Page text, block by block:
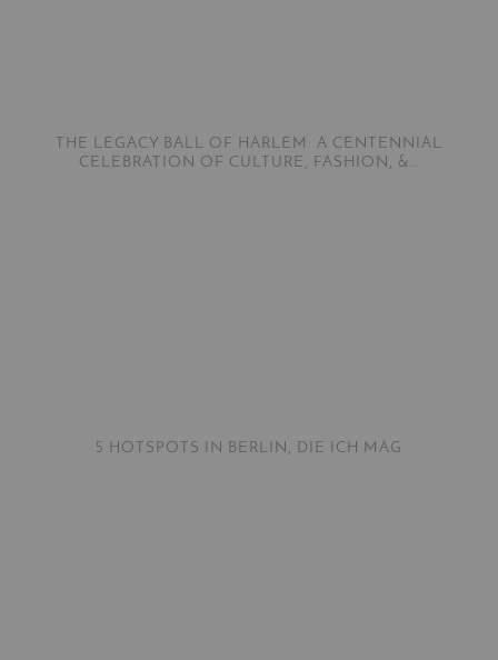
THE LEGACY BALL OF HARLEM: A CENTENNIAL
CELEBRATION OF CULTURE, FASHION, &…
5 HOTSPOTS IN BERLIN, DIE ICH MAG